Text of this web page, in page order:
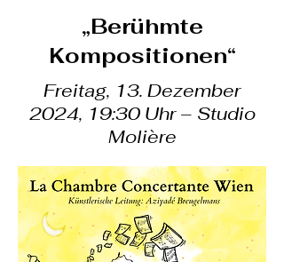
„Berühmte
Kompositionen“
Freitag, 13. Dezember
2024, 19:30 Uhr – Studio
Molière